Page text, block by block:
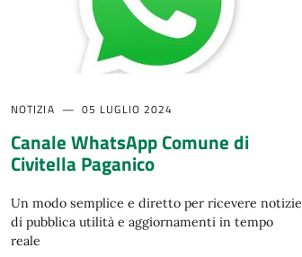
NOTIZIA 05 LUGLIO 2024
Canale WhatsApp Comune di
Civitella Paganico
Un modo semplice e diretto per ricevere notizie
di pubblica utilità e aggiornamenti in tempo
reale